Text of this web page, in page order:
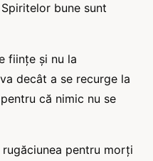
bune sunt
ființe și nu la
decât a se recurge la
că nimic nu se
pentru morți